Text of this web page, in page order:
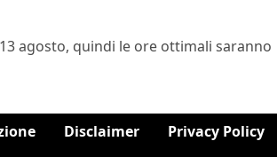
agosto, quindi le ore ottimali saranno
Disclaimer Privacy Policy